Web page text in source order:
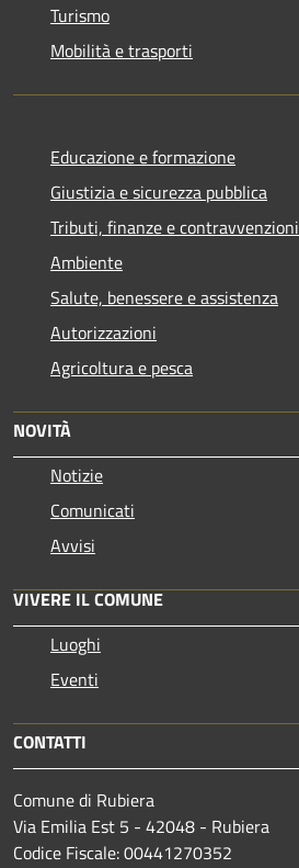
Turismo
Mobilità e trasporti
Educazione e formazione
Giustizia e sicurezza pubblica
Tributi, finanze e contravvenzioni
Ambiente
Salute, benessere e assistenza
Autorizzazioni
Agricoltura e pesca
NOVITÀ
Notizie
Comunicati
Avvisi
VIVERE IL COMUNE
Luoghi
Eventi
CONTATTI
Comune di Rubiera
Via Emilia Est 5 - 42048 - Rubiera
Codice Fiscale: 00441270352